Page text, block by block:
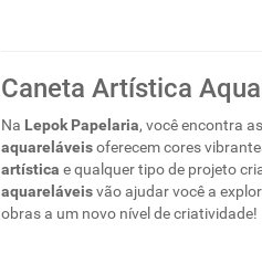
Caneta Artística
Na Lepok Papelaria, você encontra
aquareláveisoferecem cores
artística e qualquer tipo de projeto
aquareláveisvão ajudar você a
obras a um novo nível de criatividade!